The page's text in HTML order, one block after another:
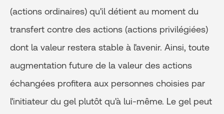
(actions ordinaires) qu'il détient au moment du
transfert contre des actions (actions privilégiées)
dont la valeur restera stable à l'avenir. Ainsi, toute
augmentation future de la valeur des actions
échangées profitera aux personnes choisies par
l'initiateur du gel plutôt qu'à lui-même. Le gel peut